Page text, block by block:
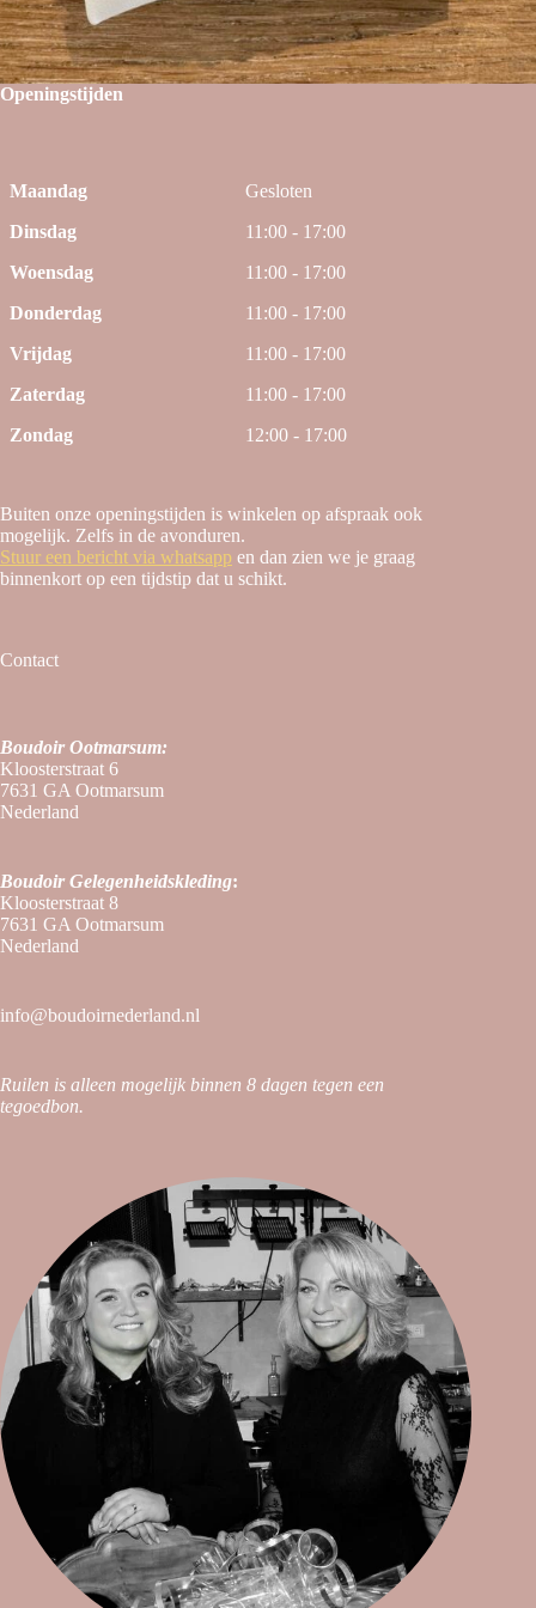
Openingstijden
Maandag
Gesloten
Dinsdag
11:00 - 17:00
Woensdag
11:00 - 17:00
Donderdag
11:00 - 17:00
Vrijdag
11:00 - 17:00
Zaterdag
11:00 - 17:00
Zondag
12:00 - 17:00
Buiten onze openingstijden is winkelen op afspraak ook
mogelijk. Zelfs in de avonduren.
Stuur een bericht via whatsapp en dan zien we je graag
binnenkort op een tijdstip dat u schikt.
Contact
Boudoir Ootmarsum:
Kloosterstraat 6
7631 GA Ootmarsum
Nederland
Boudoir Gelegenheidskleding:
Kloosterstraat 8
7631 GA Ootmarsum
Nederland
info@boudoirnederland.nl
Ruilen is alleen mogelijk binnen 8 dagen tegen een
tegoedbon.